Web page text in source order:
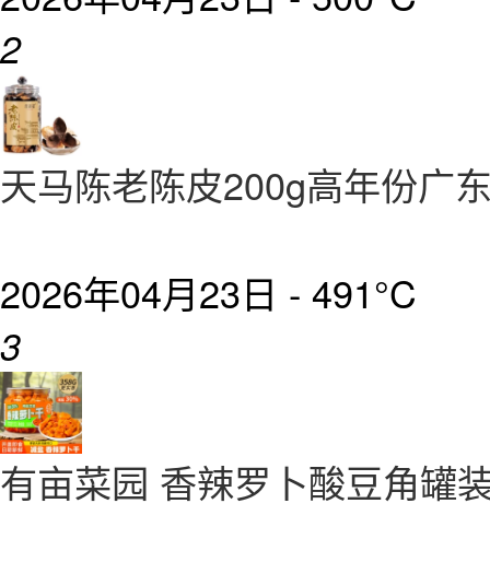
2
天马陈老陈皮200g高年份广
2026年04月23日 - 491°C
3
有亩菜园 香辣罗卜酸豆角罐